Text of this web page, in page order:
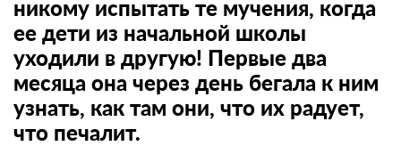
никому испытать те мучения, когда
ее дети из начальной школы
уходили в другую! Первые два
месяца она через день бегала к ним
узнать, как там они, что их радует,
что печалит.